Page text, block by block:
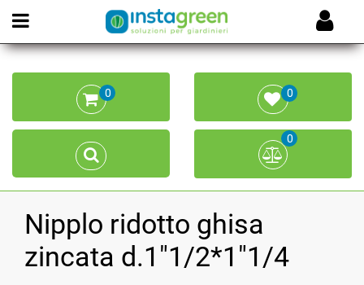
Open menu
0 0
0
Nipplo ridotto ghisa
zincata d.1"1/2*1"1/4